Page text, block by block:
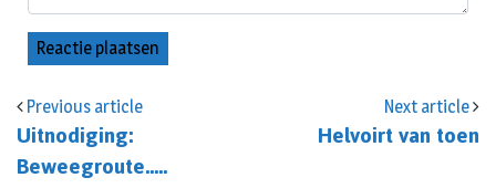
Previous article
Uitnodiging:
Beweegroute…..
Next article
Helvoirt van toen